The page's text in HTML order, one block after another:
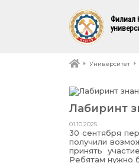
Филиал
Университет
Лабиринт
01.10.2025
30 сентября
получили
принять
Ребятам нужно